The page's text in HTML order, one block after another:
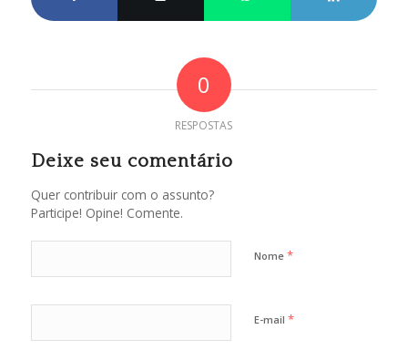
0
RESPOSTAS
Deixe seu comentário
Quer contribuir com o assunto?
Participe! Opine! Comente.
Nome *
E-mail *